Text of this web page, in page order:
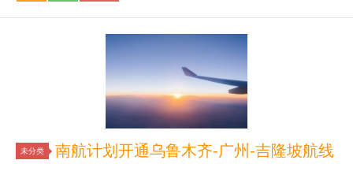
未分类 南航计划开通乌鲁木齐-广州-吉隆坡航线